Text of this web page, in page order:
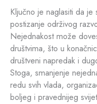
Ključno je naglasiti da je
postizanje održivog
Nejednakost može
društvima, što u
društveni napredak i
Stoga, smanjenje
redu svih vlada,
boljeg i pravednijeg